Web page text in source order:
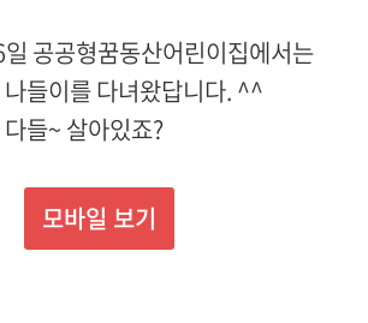
공공형꿈동산어린이집에서는
들이를 다녀왔답니다. ^^
들~ 살아있죠?
모바일 보기